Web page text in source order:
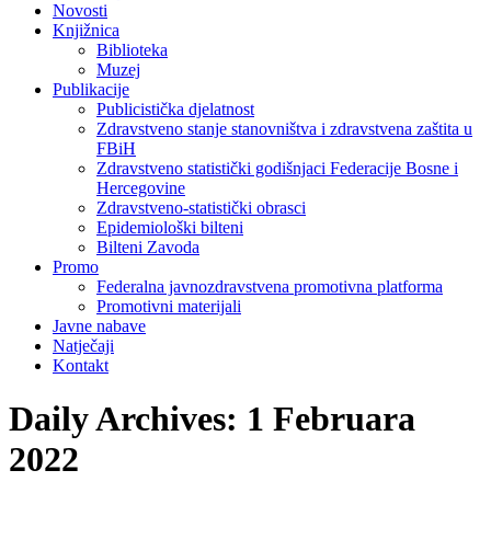
Novosti
Knjižnica
Biblioteka
Muzej
Publikacije
Publicistička djelatnost
Zdravstveno stanje stanovništva i zdravstvena zaštita u
FBiH
Zdravstveno statistički godišnjaci Federacije Bosne i
Hercegovine
Zdravstveno-statistički obrasci
Epidemiološki bilteni
Bilteni Zavoda
Promo
Federalna javnozdravstvena promotivna platforma
Promotivni materijali
Javne nabave
Natječaji
Kontakt
Daily Archives: 1 Februara
2022